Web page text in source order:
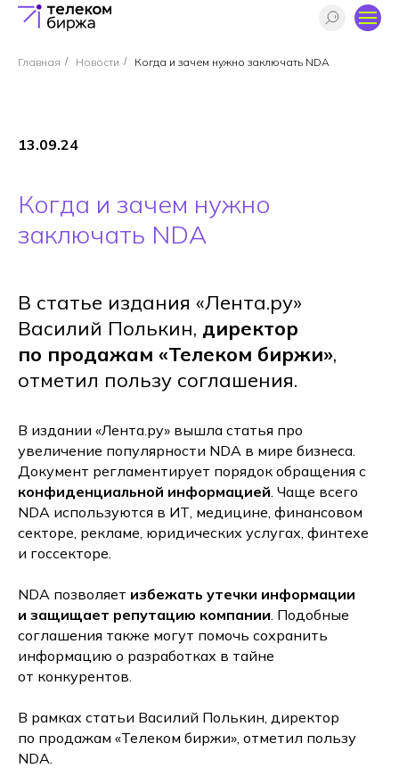
Главная / Новости / Когда и зачем нужно заключать NDA
13.09.24
Когда и зачем нужно
заключать NDA
В статье издания «Лента.ру»
Василий Полькин, директор
по продажам «Телеком биржи»,
отметил пользу соглашения.
В издании «Лента.ру» вышла статья про
увеличение популярности NDA в мире бизнеса.
Документ регламентирует порядок обращения с
конфиденциальной информацией. Чаще всего
NDA используются в ИТ, медицине, финансовом
секторе, рекламе, юридических услугах, финтехе
и госсекторе.
NDA позволяет избежать утечки информации
и защищает репутацию компании. Подобные
соглашения также могут помочь сохранить
информацию о разработках в тайне
от конкурентов.
В рамках статьи Василий Полькин, директор
по продажам «Телеком биржи», отметил пользу
NDA.